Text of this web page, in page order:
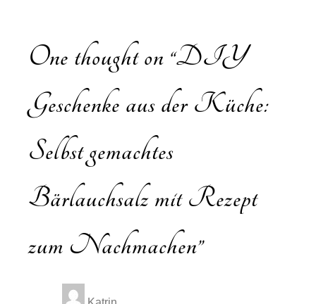
One thought on “DIY
Geschenke aus der Küche:
Selbst gemachtes
Bärlauchsalz mit Rezept
zum Nachmachen”